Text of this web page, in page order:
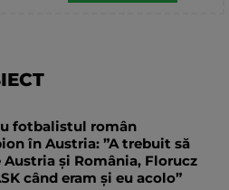
fotbalistul român
în Austria: ”A trebuit să
și România, Florucz
când eram și eu acolo”